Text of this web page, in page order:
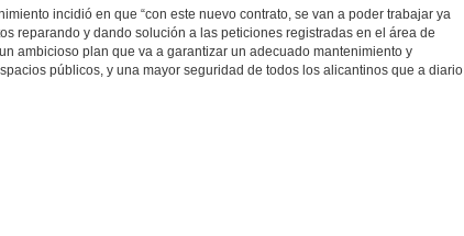
incidió en que “con este nuevo contrato, se van a poder trabajar ya
reparando y dando solución a las peticiones registradas en el área de
ambicioso plan que va a garantizar un adecuado mantenimiento y
públicos, y una mayor seguridad de todos los alicantinos que a diario